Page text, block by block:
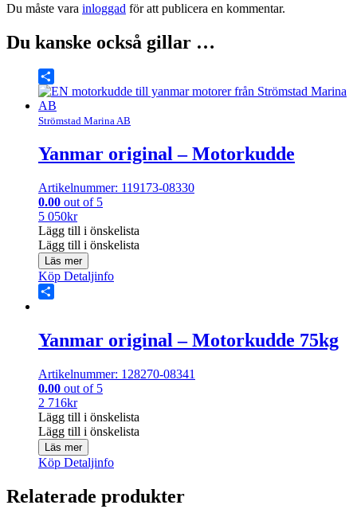
Du måste vara inloggad för att publicera en kommentar.
Du kanske också gillar …
Share
Strömstad Marina AB
Yanmar original – Motorkudde
Artikelnummer: 119173-08330
0.00 out of 5
5 050kr
Lägg till i önskelista
Lägg till i önskelista
Läs mer
Köp Detaljinfo
Yanmar original – Motorkudde 75kg
Artikelnummer: 128270-08341
0.00 out of 5
2 716kr
Lägg till i önskelista
Lägg till i önskelista
Läs mer
Köp Detaljinfo
Relaterade produkter